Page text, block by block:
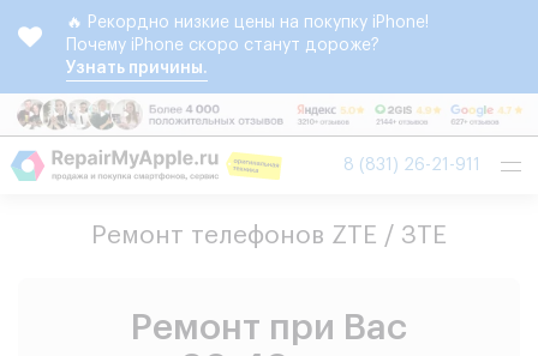
🔥 Рекордно низкие цены на покупку iPhone!
Почему iPhone скоро станут дороже?
Узнать причины.
8 (831) 26-21-911
Ремонт телефонов ZTE / ЗТЕ
Ремонт при Вас